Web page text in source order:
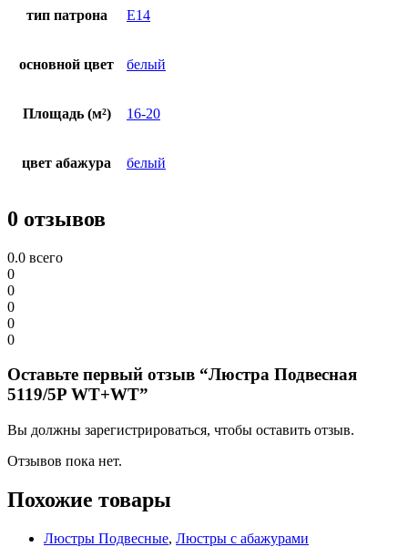
тип патрона E14
основной цвет белый
Площадь (м²) 16-20
цвет абажура белый
0 отзывов
0.0 всего
0
0
0
0
0
Оставьте первый отзыв “Люстра Подвесная
5119/5P WT+WT”
Вы должны зарегистрироваться, чтобы оставить отзыв.
Отзывов пока нет.
Похожие товары
Люстры Подвесные, Люстры с абажурами